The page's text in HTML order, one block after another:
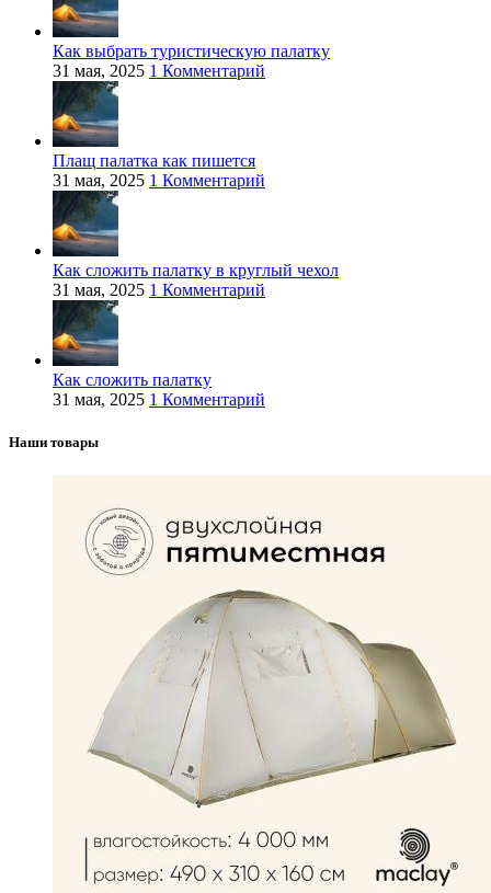
Как выбрать туристическую палатку
31 мая, 2025 1 Комментарий
Плащ палатка как пишется
31 мая, 2025 1 Комментарий
Как сложить палатку в круглый чехол
31 мая, 2025 1 Комментарий
Как сложить палатку
31 мая, 2025 1 Комментарий
Наши товары